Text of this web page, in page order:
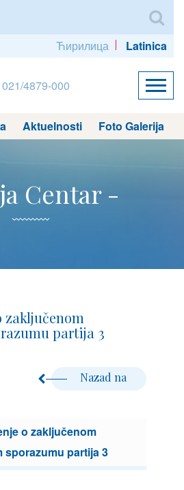
Ћирилица Latinica
4879-000
Aktuelnosti Foto Galerija
Centar -
zaključenom
partija 3
Nazad na
o zaključenom
sporazumu partija 3